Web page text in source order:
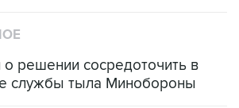
решении сосредоточить в
задержании в Приморье